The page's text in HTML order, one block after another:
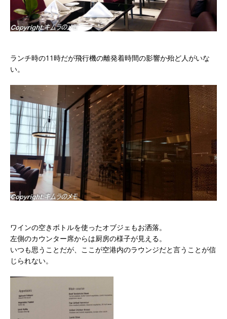
ランチ時の11時だが飛行機の離発着時間の影響か殆ど人がいな
い。
ワインの空きボトルを使ったオブジェもお洒落。
左側のカウンター席からは厨房の様子が見える。
いつも思うことだが、ここが空港内のラウンジだと言うことが信
じられない。